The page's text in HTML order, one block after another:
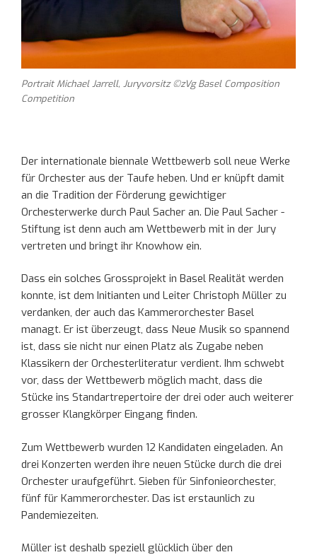
Portrait Michael Jarrell, Juryvorsitz ©zVg Basel Composition
Competition
Der internationale biennale Wettbewerb soll neue Werke
für Orchester aus der Taufe heben. Und er knüpft damit
an die Tradition der Förderung gewichtiger
Orchesterwerke durch Paul Sacher an. Die Paul Sacher -
Stiftung ist denn auch am Wettbewerb mit in der Jury
vertreten und bringt ihr Knowhow ein.
Dass ein solches Grossprojekt in Basel Realität werden
konnte, ist dem Initianten und Leiter Christoph Müller zu
verdanken, der auch das Kammerorchester Basel
managt. Er ist überzeugt, dass Neue Musik so spannend
ist, dass sie nicht nur einen Platz als Zugabe neben
Klassikern der Orchesterliteratur verdient. Ihm schwebt
vor, dass der Wettbewerb möglich macht, dass die
Stücke ins Standartrepertoire der drei oder auch weiterer
grosser Klangkörper Eingang finden.
Zum Wettbewerb wurden 12 Kandidaten eingeladen. An
drei Konzerten werden ihre neuen Stücke durch die drei
Orchester uraufgeführt. Sieben für Sinfonieorchester,
fünf für Kammerorchester. Das ist erstaunlich zu
Pandemiezeiten.
Müller ist deshalb speziell glücklich über den